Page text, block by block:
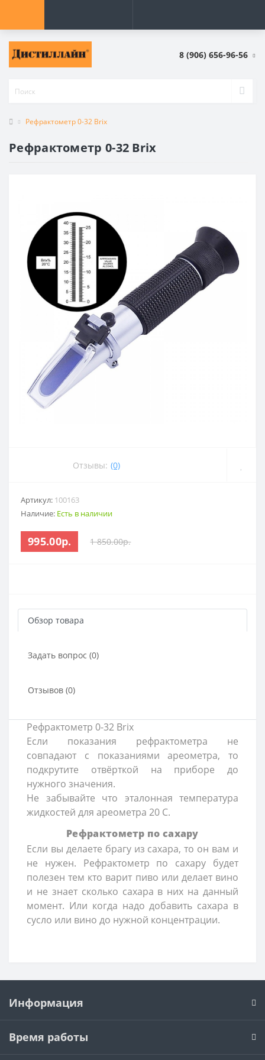
8 (906) 656-96-56
Рефрактометр 0-32 Brix
Рефрактометр 0-32 Brix
Отзывы: (0)
Артикул: 100163
Наличие: Есть в наличии
995.00р. 1 850.00р.
Обзор товара
Задать вопрос (0)
Отзывов (0)
Рефрактометр 0-32 Brix
Если показания рефрактометра не
совпадают с показаниями ареометра, то
подкрутите отвёрткой на приборе до
нужного значения.
Не забывайте что эталонная температура
жидкостей для ареометра 20 С.
Рефрактометр по сахару
Если вы делаете брагу из сахара, то он вам и
не нужен. Рефрактометр по сахару будет
полезен тем кто варит пиво или делает вино
и не знает сколько сахара в них на данный
момент. Или когда надо добавить сахара в
сусло или вино до нужной концентрации.
Информация
Время работы